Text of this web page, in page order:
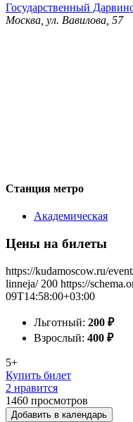
Государственный
Москва, ул. Вавилова, 57
Станция метро
Академическая
Цены на билеты
https://kudamoscow.ru/
linneja/ 200 https://
09T14:58:00+03:00
Льготный: 200 ₽
Взрослый: 400 ₽
5+
Купить билет
2 нравится
1460 просмотров
Добавить в календарь